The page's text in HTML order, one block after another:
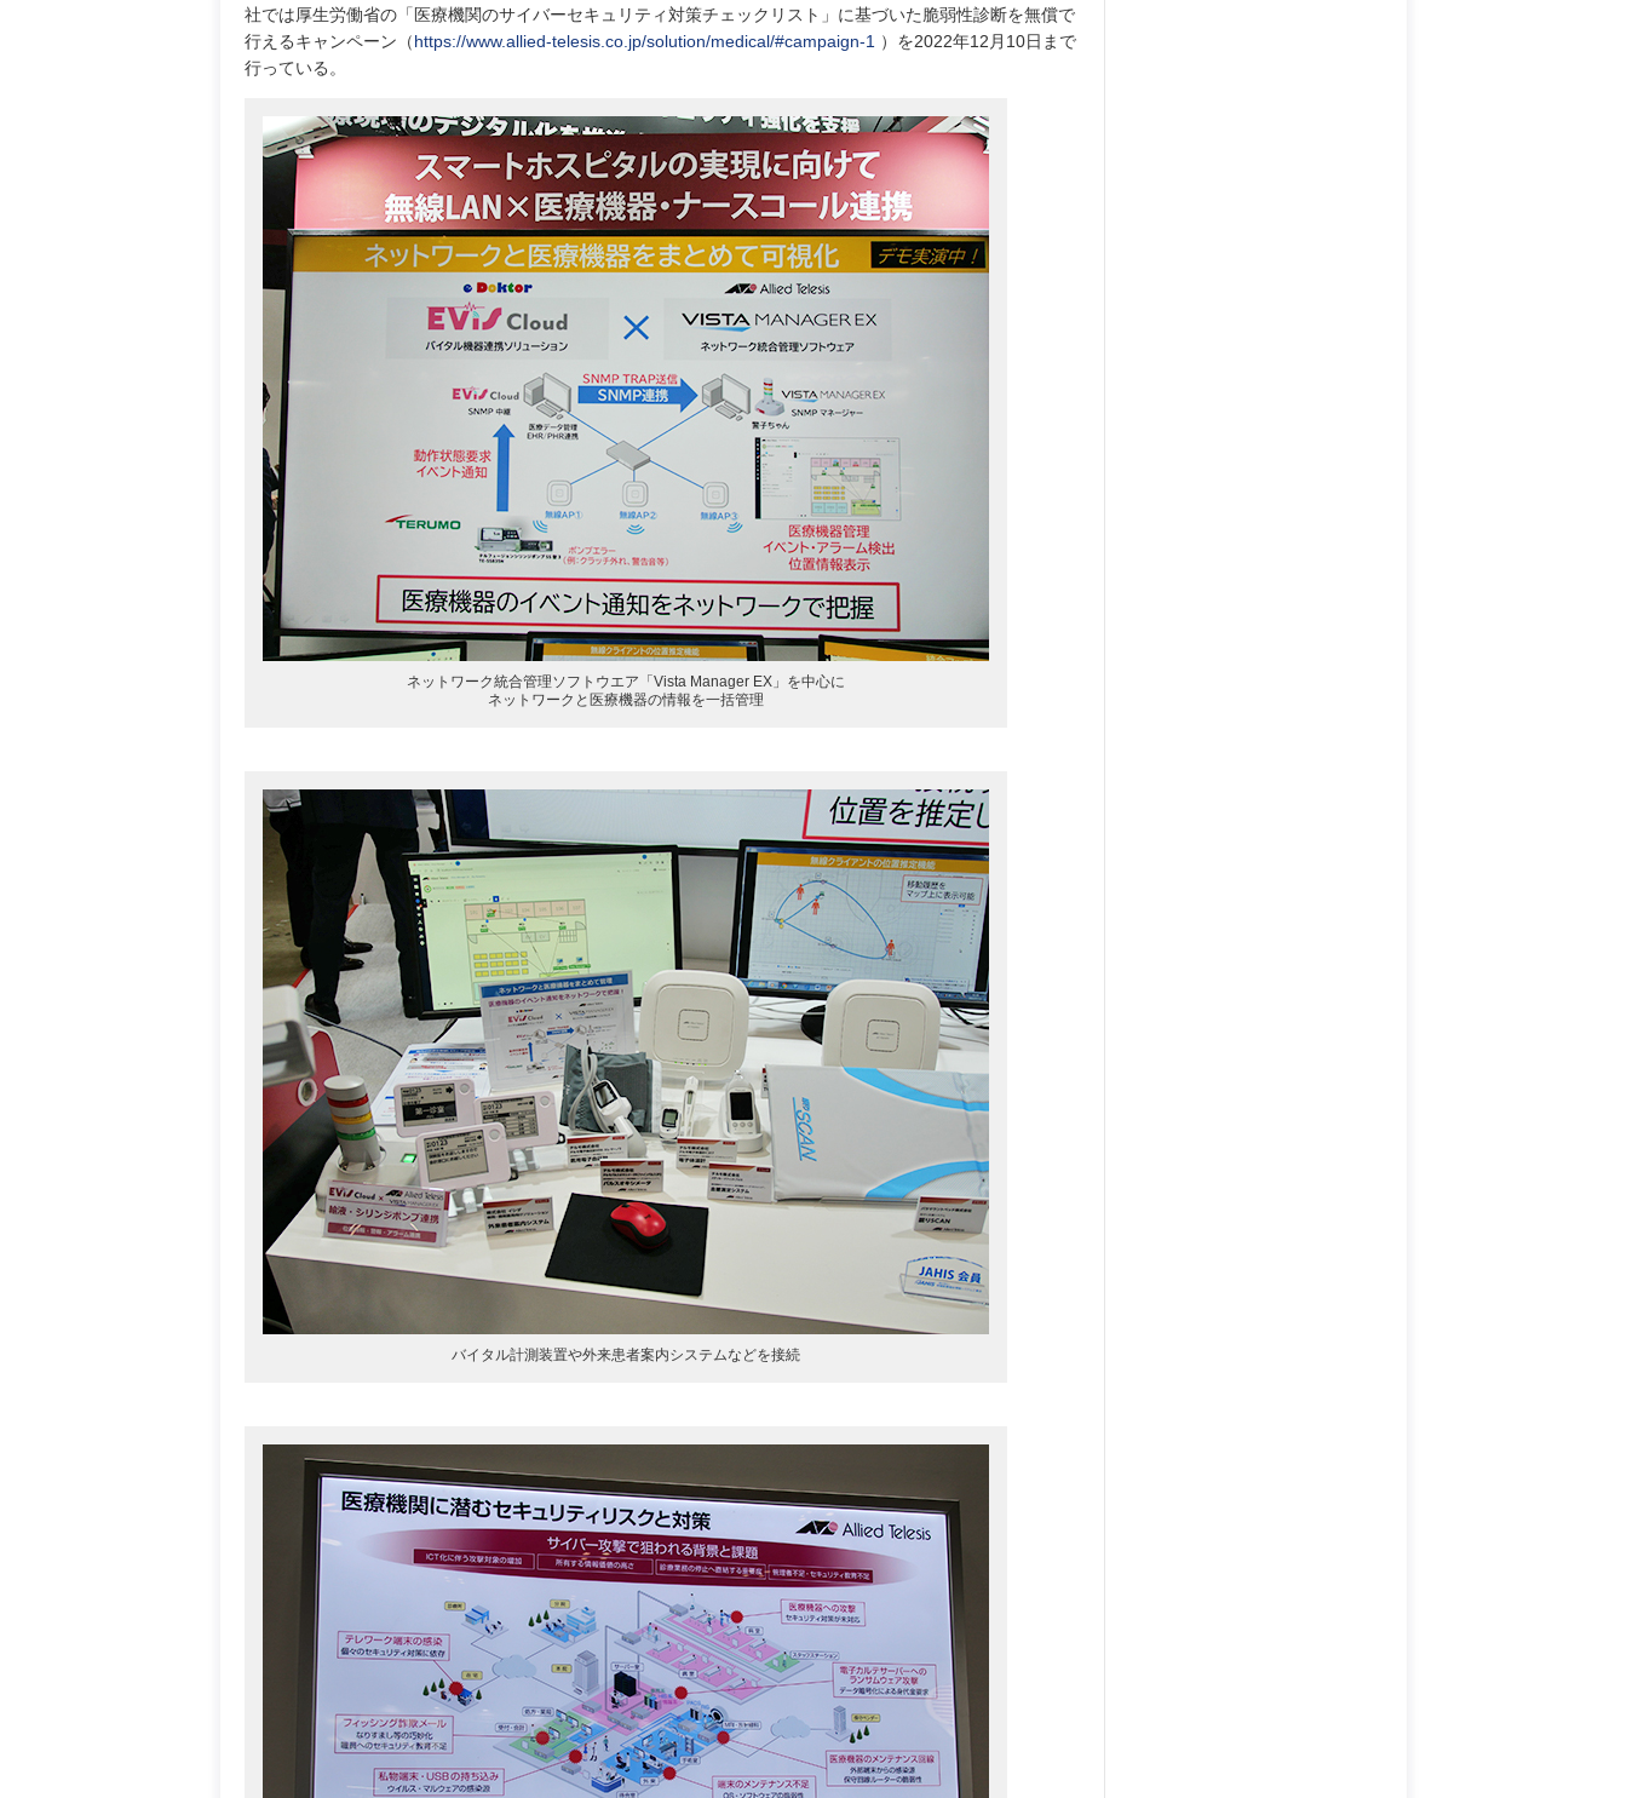
社では厚生労働省の「医療機関のサイバーセキュリティ対策チェックリスト」に基づいた脆弱性診断を無償で
行えるキャンペーン（https://www.allied-telesis.co.jp/solution/medical/#campaign-1 ）を2022年12月10日まで
行っている。
ネットワーク統合管理ソフトウエア「Vista Manager EX」を中心に
ネットワークと医療機器の情報を一括管理
バイタル計測装置や外来患者案内システムなどを接続